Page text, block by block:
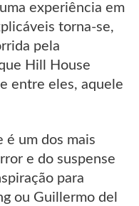
experiência em
torna-se,
pela
Hill House
entre eles, aquele
um dos mais
e do suspense
para
ou Guillermo del